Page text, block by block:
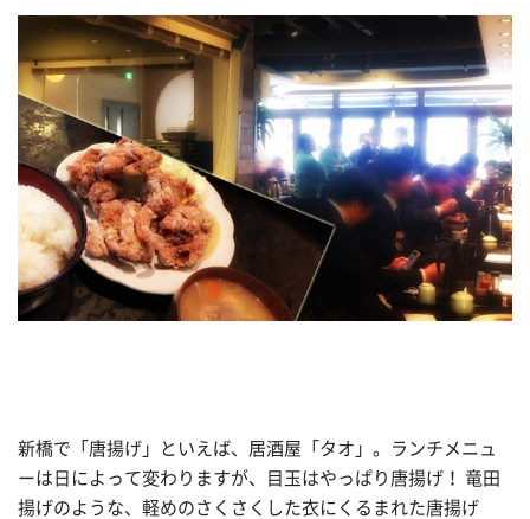
新橋で「唐揚げ」といえば、居酒屋「タオ」。ランチメニュ
ーは日によって変わりますが、目玉はやっぱり唐揚げ！ 竜田
揚げのような、軽めのさくさくした衣にくるまれた唐揚げ